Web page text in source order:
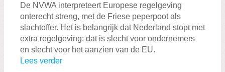
De NVWA interpreteert Europese regelgeving
onterecht streng, met de Friese peperpoot als
slachtoffer. Het is belangrijk dat Nederland stopt met
extra regelgeving: dat is slecht voor ondernemers
en slecht voor het aanzien van de EU.
Lees verder